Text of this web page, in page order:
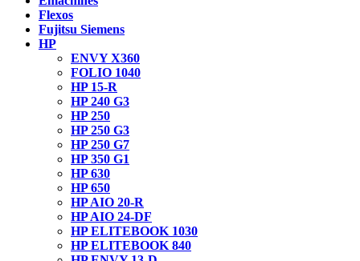
Flexos
Fujitsu Siemens
HP
ENVY X360
FOLIO 1040
HP 15-R
HP 240 G3
HP 250
HP 250 G3
HP 250 G7
HP 350 G1
HP 630
HP 650
HP AIO 20-R
HP AIO 24-DF
HP ELITEBOOK 1030
HP ELITEBOOK 840